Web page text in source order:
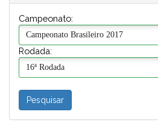
Campeonato:
Rodada: